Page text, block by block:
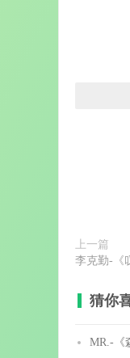
上一篇
李克勤-《
猜你
MR.-《